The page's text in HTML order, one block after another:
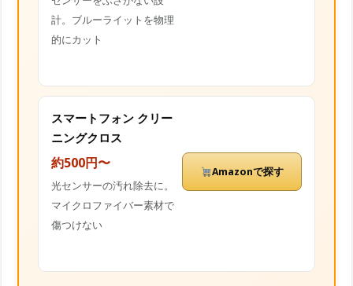
計。ブルーライットを物理
的にカット
スマートフォン クリー
ニングクロス
約500円〜
光センサーの汚れ除去に。
マイクロファイバー素材で
傷つけない
Amazonで探す